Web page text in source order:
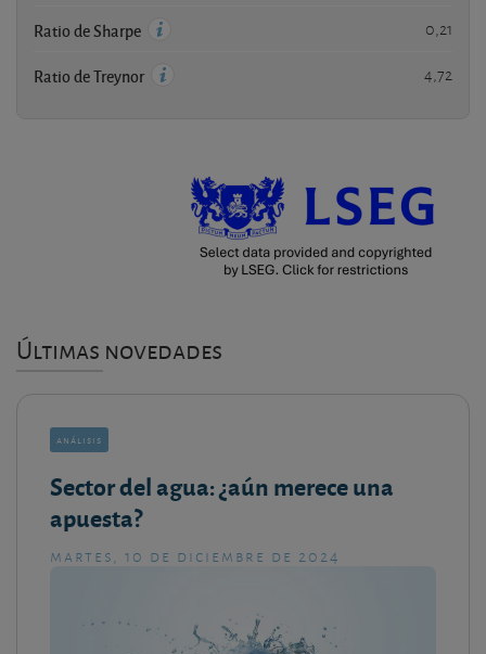
Ratio de Sharpe 0,21
Ratio de Treynor 4,72
Últimas novedades
análisis
Sector del agua: ¿aún merece una
apuesta?
martes, 10 de diciembre de 2024